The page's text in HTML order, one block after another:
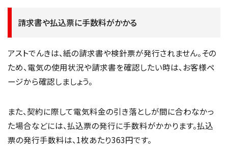
請求書や払込票に手数料がかかる
アストでんきは、紙の請求書や検針票が発行されません。その
ため、電気の使用状況や請求書を確認したい時は、お客様ペ
ージから確認しましょう。
また、契約に際して電気料金の引き落としが間に合わなかっ
た場合などには、払込票の発行に手数料がかかります。払込
票の発行手数料は、1枚あたり363円です。